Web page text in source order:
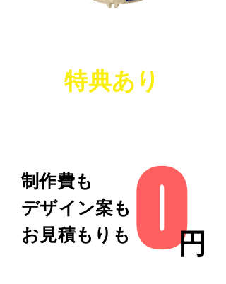
o円
​制作費も
​デザイン案も
​お見積もりも
特典あり